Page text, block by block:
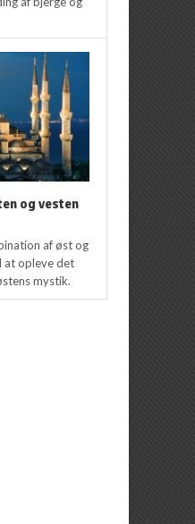
og vesten
af øst og
at opleve det
mystik.